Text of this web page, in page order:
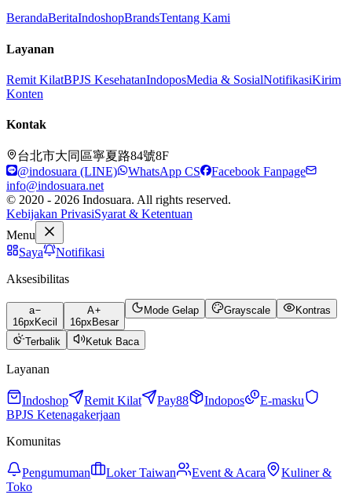
BerandaBeritaIndoshopBrandsTentang Kami
Layanan
Remit KilatBPJS KesehatanIndoposMedia & SosialNotifikasiKirim
Konten
Kontak
台北市大同區寧夏路84號8F
@indosuara (LINE)
WhatsApp CS
Facebook Fanpage
info@indosuara.net
© 2020 - 2026 Indosuara. All rights reserved.
Kebijakan PrivasiSyarat & Ketentuan
Menu
Saya
Notifikasi
Aksesibilitas
a
16px Kecil
A
16px Besar
Mode Gelap Grayscale Kontras
Terbalik Ketuk Baca
Layanan
Indoshop Remit Kilat Pay88 Indopos
E-masku
BPJS Ketenagakerjaan
Komunitas
Pengumuman Loker Taiwan Event & Acara
Kuliner &
Toko